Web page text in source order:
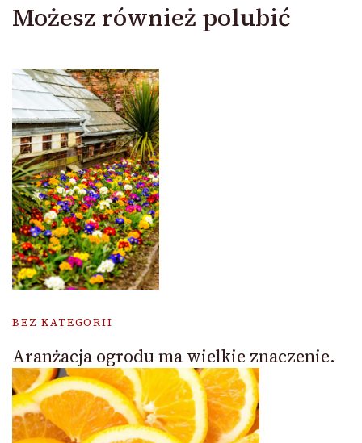
Możesz również polubić
BEZ KATEGORII
Aranżacja ogrodu ma wielkie znaczenie.